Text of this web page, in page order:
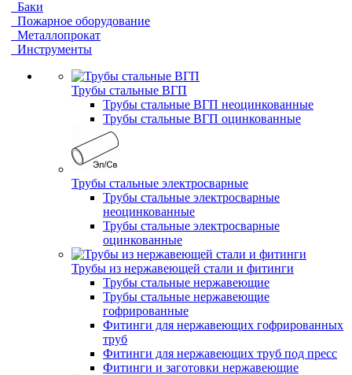
Баки
Пожарное оборудование
Металлопрокат
Инструменты
Трубы стальные ВГП
Трубы стальные ВГП неоцинкованные
Трубы стальные ВГП оцинкованные
Трубы стальные электросварные
Трубы стальные электросварные
неоцинкованные
Трубы стальные электросварные
оцинкованные
Трубы из нержавеющей стали и фитинги
Трубы стальные нержавеющие
Трубы стальные нержавеющие
гофрированные
Фитинги для нержавеющих гофрированных
труб
Фитинги для нержавеющих труб под пресс
Фитинги и заготовки нержавеющие